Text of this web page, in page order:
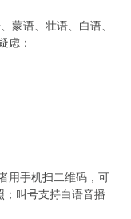
蒙语、壮语、白语、
虑：
用手机扫二维码，可
叫号支持白语音播